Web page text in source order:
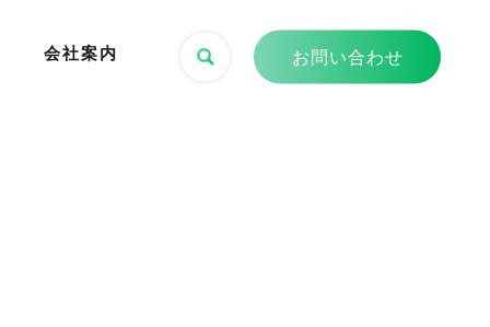
会社案内 お問い合わせ